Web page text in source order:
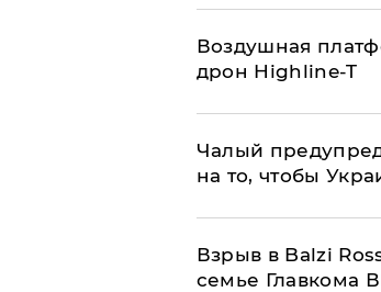
Воздушная
дрон Highline-T
Чалый
на то, чтобы
Взрыв в Balzi
семье Главкома